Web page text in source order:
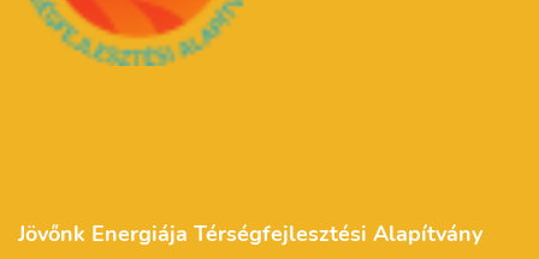
Jövőnk Energiája Térségfejlesztési Alapítvány